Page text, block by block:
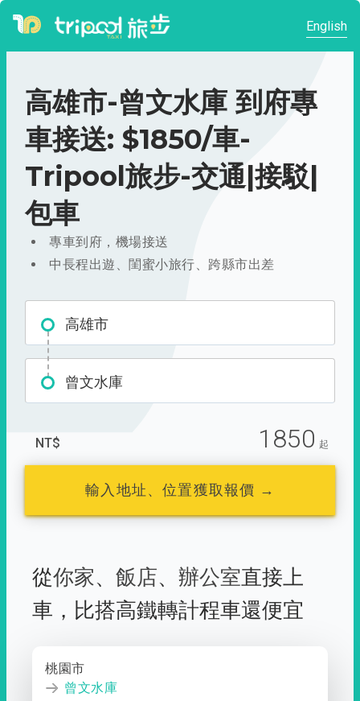
English
高雄市-曾文水庫 到府專
車接送: $1850/車-
Tripool旅步-交通|接駁|
包車
專車到府，機場接送
中長程出遊、閨蜜小旅行、跨縣市出差
高雄市
曾文水庫
NT$ 1850 起
輸入地址、位置獲取報價 →
從你家、 飯店、 辦公室直接上
車， 比搭高鐵轉計程車還便宜
桃園市
曾文水庫